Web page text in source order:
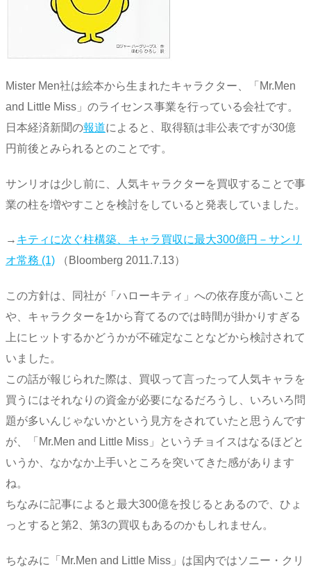
Mister Men社は絵本から生まれたキャラクター、「Mr.Men
and Little Miss」のライセンス事業を行っている会社です。
日本経済新聞の報道によると、取得額は非公表ですが30億
円前後とみられるとのことです。
サンリオは少し前に、人気キャラクターを買収することで事
業の柱を増やすことを検討をしていると発表していました。
→ キティに次ぐ柱構築、キャラ買収に最大300億円－サンリ
オ常務 (1) （Bloomberg 2011.7.13）
この方針は、同社が「ハローキティ」への依存度が高いこと
や、キャラクターを1から育てるのでは時間が掛かりすぎる
上にヒットするかどうかが不確定なことなどから検討されて
いました。
この話が報じられた際は、買収って言ったって人気キャラを
買うにはそれなりの資金が必要になるだろうし、いろいろ問
題が多いんじゃないかという見方をされていたと思うんです
が、「Mr.Men and Little Miss」というチョイスはなるほどと
いうか、なかなか上手いところを突いてきた感があります
ね。
ちなみに記事によると最大300億を投じるとあるので、ひょ
っとすると第2、第3の買収もあるのかもしれません。
ちなみに「Mr.Men and Little Miss」は国内ではソニー・クリ